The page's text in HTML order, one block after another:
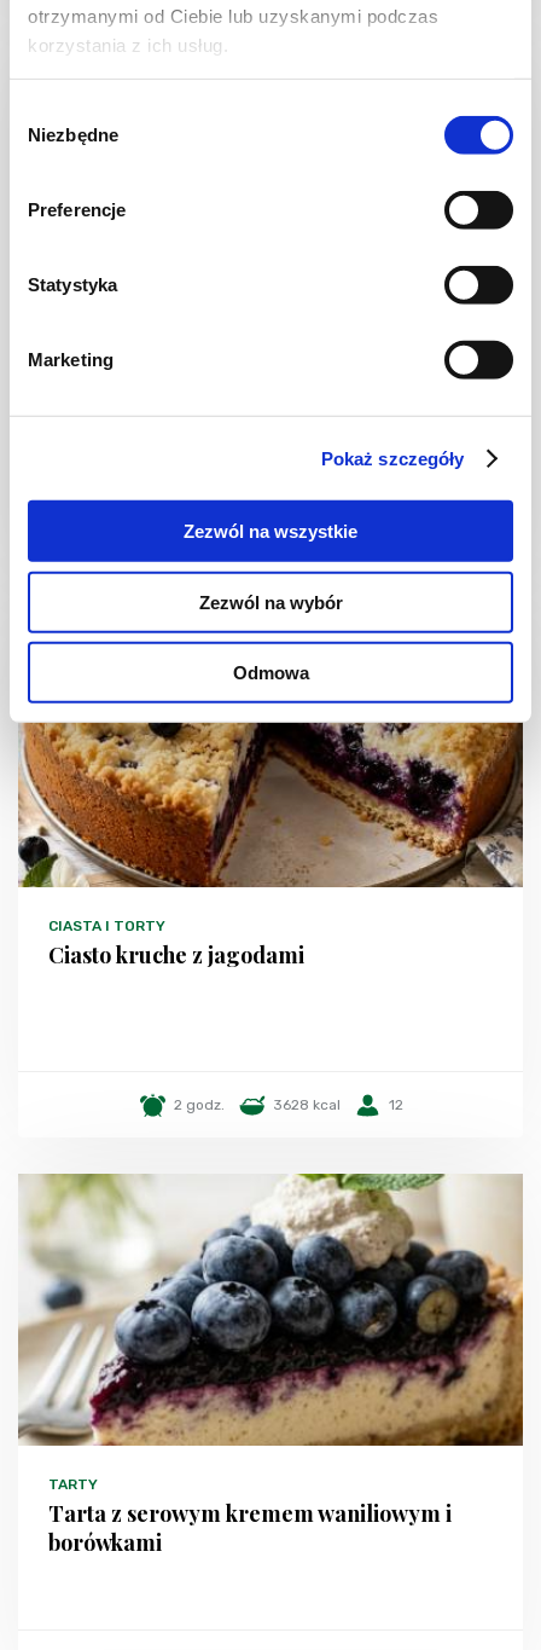
otrzymanymi od Ciebie lub uzyskanymi podczas
korzystania z ich usług.
zgody
Niezbędne
Preferencje
Statystyka
Marketing
Pokaż szczegóły
Zezwól na wszystkie
Zezwól na wybór
Odmowa
WIDEO
GRILL
1805 kcal
CIASTA I TORTY
Ciasto kruche z jagodami
2 godz. 3628 kcal 12
TARTY
Tarta z serowym kremem waniliowym i
borówkami